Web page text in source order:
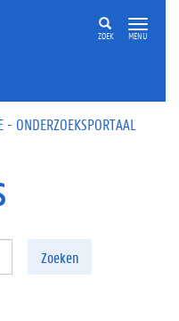
ZOEK MENU
- ONDERZOEKSPORTAAL
Zoeken